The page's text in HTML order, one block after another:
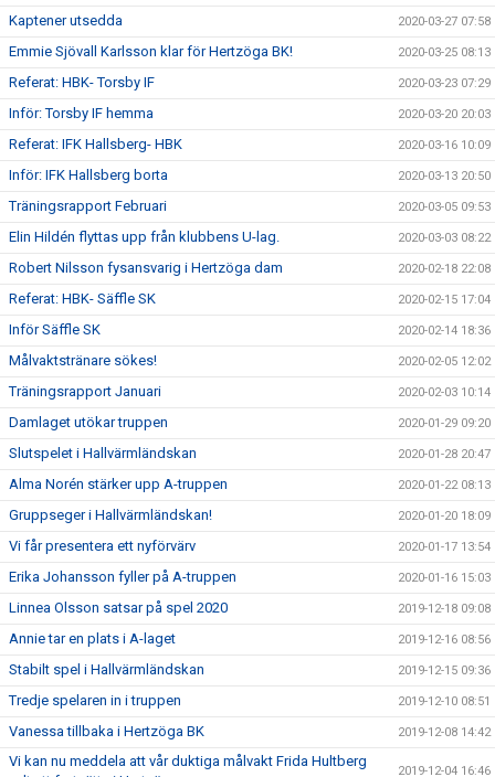
Kaptener utsedda 2020-03-27 07:58
Emmie Sjövall Karlsson klar för Hertzöga BK! 2020-03-25 08:13
Referat: HBK- Torsby IF 2020-03-23 07:29
Inför: Torsby IF hemma 2020-03-20 20:03
Referat: IFK Hallsberg- HBK 2020-03-16 10:09
Inför: IFK Hallsberg borta 2020-03-13 20:50
Träningsrapport Februari 2020-03-05 09:53
Elin Hildén flyttas upp från klubbens U-lag. 2020-03-03 08:22
Robert Nilsson fysansvarig i Hertzöga dam 2020-02-18 22:08
Referat: HBK- Säffle SK 2020-02-15 17:04
Inför Säffle SK 2020-02-14 18:36
Målvaktstränare sökes! 2020-02-05 12:02
Träningsrapport Januari 2020-02-03 10:14
Damlaget utökar truppen 2020-01-29 09:20
Slutspelet i Hallvärmländskan 2020-01-28 20:47
Alma Norén stärker upp A-truppen 2020-01-22 08:13
Gruppseger i Hallvärmländskan! 2020-01-20 18:09
Vi får presentera ett nyförvärv 2020-01-17 13:54
Erika Johansson fyller på A-truppen 2020-01-16 15:03
Linnea Olsson satsar på spel 2020 2019-12-18 09:08
Annie tar en plats i A-laget 2019-12-16 08:56
Stabilt spel i Hallvärmländskan 2019-12-15 09:36
Tredje spelaren in i truppen 2019-12-10 08:51
Vanessa tillbaka i Hertzöga BK 2019-12-08 14:42
Vi kan nu meddela att vår duktiga målvakt Frida Hultberg
2019-12-04 16:46